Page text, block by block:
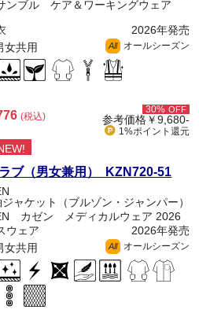
ンブル ケア＆ワーキングウェア
2026年発売
女共用
All オールシーズン
(税込)
30% OFF
参考価格￥9,680-
1%ポイント 還元
ブ（男女兼用） KZN720-51
ャケット（ブルゾン・ジャンパー）
カゼン メディカルウェア 2026
ウェア
2026年発売
女共用
All オールシーズン